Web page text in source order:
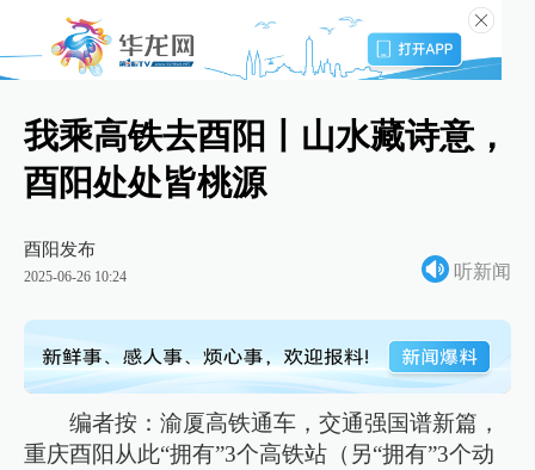
我乘高铁去酉阳丨山水藏诗意，
酉阳处处皆桃源
酉阳发布
2025-06-26 10:24 听新闻
编者按：渝厦高铁通车，交通强国谱新篇，
重庆酉阳从此“拥有”3个高铁站（另“拥有”3个动